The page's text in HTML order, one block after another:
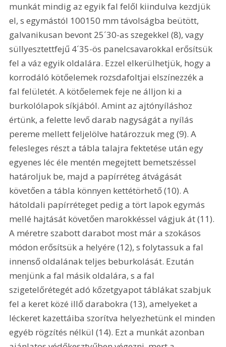
munkát mindig az egyik fal felől kiindulva kezdjük
el, s egymástól 100150 mm távolságba beütött,
galvanikusan bevont 25´30-as szegekkel (8), vagy
süllyesztettfejű 4´35-ös panelcsavarokkal erősítsük
fel a váz egyik oldalára. Ezzel elkerülhetjük, hogy a
korrodáló kötőelemek rozsdafoltjai elszínezzék a
fal felületét. A kötőelemek feje ne álljon ki a
burkolólapok síkjából. Amint az ajtónyíláshoz
értünk, a felette levő darab nagyságát a nyílás
pereme mellett feljelölve határozzuk meg (9). A
felesleges részt a tábla talajra fektetése után egy
egyenes léc éle mentén megejtett bemetszéssel
határoljuk be, majd a papírréteg átvágását
követően a tábla könnyen kettétörhető (10). A
hátoldali papírréteget pedig a tört lapok egymás
mellé hajtását követően marokkéssel vágjuk át (11).
A méretre szabott darabot most már a szokásos
módon erősítsük a helyére (12), s folytassuk a fal
innenső oldalának teljes beburkolását. Ezután
menjünk a fal másik oldalára, s a fal
szigetelőrétegét adó kőzetgyapot táblákat szabjuk
fel a keret közé illő darabokra (13), amelyeket a
léckeret kazettáiba szorítva helyezhetünk el minden
egyéb rögzítés nélkül (14). Ezt a munkát azonban